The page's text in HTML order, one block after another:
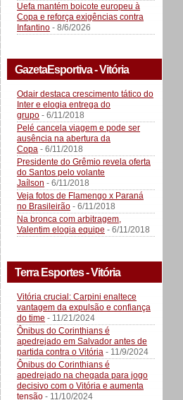
Uefa mantém boicote europeu à
Copa e reforça exigências contra
Infantino - 8/6/2026
GazetaEsportiva - Vitória
Odair destaca crescimento tático do
Inter e elogia entrega do
grupo - 6/11/2018
Pelé cancela viagem e pode ser
ausência na abertura da
Copa - 6/11/2018
Presidente do Grêmio revela oferta
do Santos pelo volante
Jaílson - 6/11/2018
Veja fotos de Flamengo x Paraná
no Brasileirão - 6/11/2018
Na bronca com arbitragem,
Valentim elogia equipe - 6/11/2018
Terra Esportes - Vitória
Vitória crucial: Carpini enaltece
vantagem da expulsão e confiança
do time - 11/21/2024
Ônibus do Corinthians é
apedrejado em Salvador antes de
partida contra o Vitória - 11/9/2024
Ônibus do Corinthians é
apedrejado na chegada para jogo
decisivo com o Vitória e aumenta
tensão - 11/10/2024